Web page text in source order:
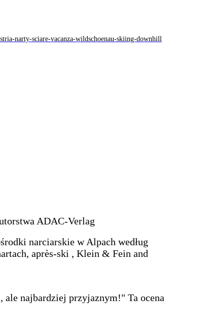
ADAC-Verlag
narciarskie w Alpach według
après-ski , Klein & Fein and
najbardziej przyjaznym!" Ta ocena